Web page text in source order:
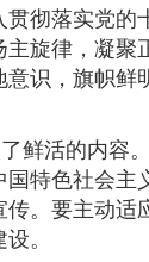
彻落实党的
旋律，凝聚
识，旗帜鲜
鲜活的内容
特色社会主
。要主动适
。